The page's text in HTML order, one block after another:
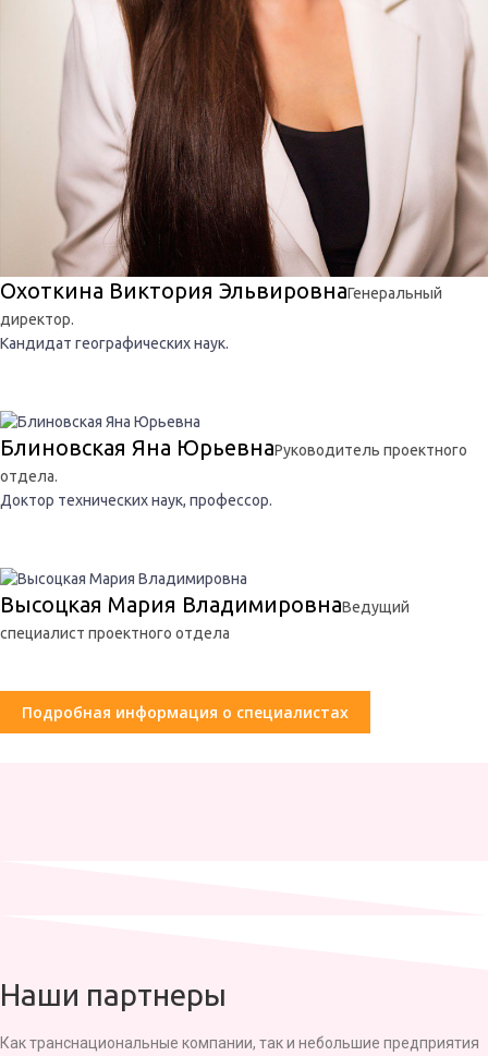
Охоткина Виктория ЭльвировнаГенеральный
директор.
Кандидат географических наук.
Блиновская Яна ЮрьевнаРуководитель проектного
отдела.
Доктор технических наук, профессор.
Высоцкая Мария ВладимировнаВедущий
специалист проектного отдела
Подробная информация о специалистах
Наши партнеры
Как транснациональные компании, так и небольшие предприятия